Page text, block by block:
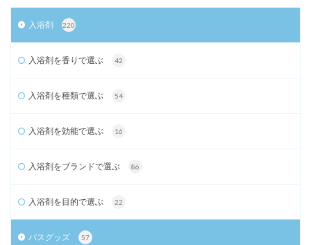
入浴剤 220
入浴剤を香りで選ぶ 42
入浴剤を種類で選ぶ 54
入浴剤を効能で選ぶ 16
入浴剤をブランドで選ぶ 86
入浴剤を目的で選ぶ 22
バスグッズ 57